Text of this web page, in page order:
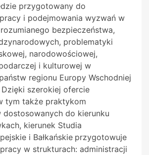
przygotowany do
i podejmowania wyzwań w
bezpieczeństwa,
problematyki
narodowościowej,
i kulturowej w
regionu Europy Wschodniej
Dzięki szerokiej ofercie
tym także praktykom
dostosowanych do kierunku
kierunek Studia
i Bałkańskie przygotowuje
w strukturach: administracji